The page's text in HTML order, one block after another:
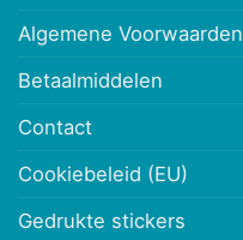
Algemene Voorwaarden
Betaalmiddelen
Contact
Cookiebeleid (EU)
Gedrukte stickers